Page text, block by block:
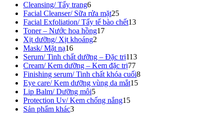
Cleansing/ Tẩy trang6
Facial Cleanser/ Sữa rửa mặt25
Facial Exfoliation/ Tẩy tế bào chết13
Toner – Nước hoa hồng17
Xịt dưỡng/ Xịt khoáng2
Mask/ Mặt nạ16
Serum/ Tinh chất dưỡng – Đặc trị113
Cream/ Kem dưỡng – Kem đặc trị77
Finishing serum/ Tinh chất khóa cuối8
Eye care/ Kem dưỡng vùng da mắt15
Lip Balm/ Dưỡng môi5
Protection Uv/ Kem chống nắng15
Sản phẩm khác3